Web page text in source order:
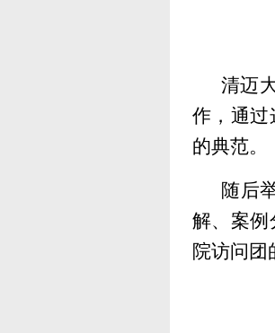
清迈
作，通过
的典范。
随后
解、案例
院访问团